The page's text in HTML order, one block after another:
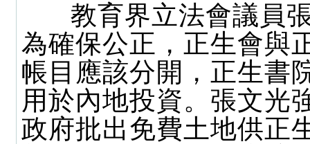
教育界立法會議員
為確保公正，正生會與
帳目應該分開，正生書
用於內地投資。張文光
政府批出免費土地供正